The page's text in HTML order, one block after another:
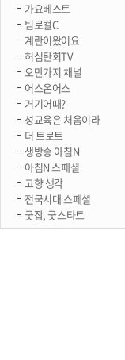
가요베스트
팀로컬C
계란이왔어요
허심탄회TV
오만가지 채널
어스온어스
거기어때?
성교육은 처음이라
더 트로트
생방송 아침N
아침N 스페셜
고향 생각
전국시대 스페셜
굿잡, 굿스타트